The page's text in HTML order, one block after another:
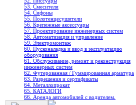
53. Смесители
54. Сифоны
55. Полотенцесушители
56. Крепежные аксессуары
57. Проектирование инженерных систем
58. Автоматизация и управление
59. Электромонтаж
60. Пусконаладка и ввод в эксплуатацию
оборудования
61. Обслуживание, ремонт и реконструкция
инженерных систем
62. Футерованная / Гуммированная арматура
63. Разрешения и сертификаты
64. Металлопрокат
65. КАТАЛОГИ
66. Аренда автомобилей с водителем.